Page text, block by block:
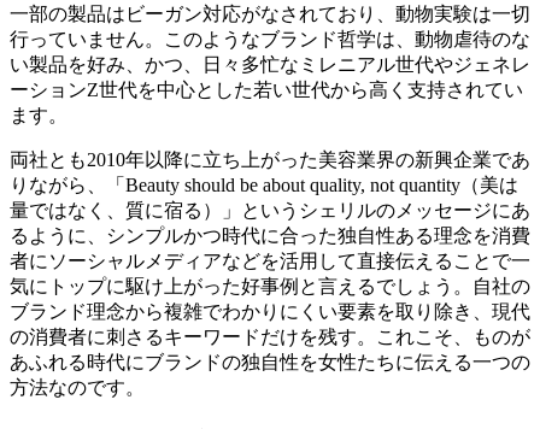
一部の製品はビーガン対応がなされており、動物実験は一切
行っていません。このようなブランド哲学は、動物虐待のな
い製品を好み、かつ、日々多忙なミレニアル世代やジェネレ
ーションZ世代を中心とした若い世代から高く支持されてい
ます。
両社とも2010年以降に立ち上がった美容業界の新興企業であ
りながら、「Beauty should be about quality, not quantity（美は
量ではなく、質に宿る）」というシェリルのメッセージにあ
るように、シンプルかつ時代に合った独自性ある理念を消費
者にソーシャルメディアなどを活用して直接伝えることで一
気にトップに駆け上がった好事例と言えるでしょう。自社の
ブランド理念から複雑でわかりにくい要素を取り除き、現代
の消費者に刺さるキーワードだけを残す。これこそ、ものが
あふれる時代にブランドの独自性を女性たちに伝える一つの
方法なのです。